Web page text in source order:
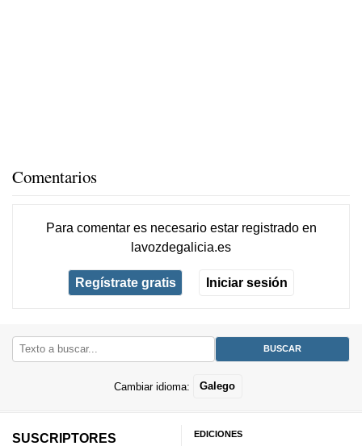
Comentarios
Para comentar es necesario estar registradoen
lavozdegalicia.es
Regístrate gratis Iniciar sesión
Cambiar idioma: Galego
SUSCRIPTORES
EDICIONES